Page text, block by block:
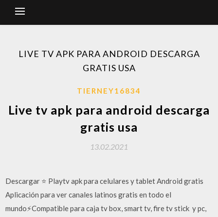
LIVE TV APK PARA ANDROID DESCARGA
GRATIS USA
TIERNEY16834
Live tv apk para android descarga
gratis usa
13.02.2021
Descargar ⭐ Playtv apk para celulares y tablet Android gratis
Aplicación para ver canales latinos gratis en todo el
mundo⚡Compatible para caja tv box, smart tv, fire tv stick ️ y pc,